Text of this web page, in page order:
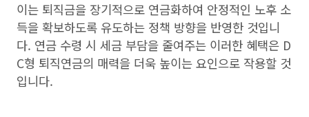
이는 퇴직금을 장기적으로 연금화하여 안정적인 노후 소
득을 확보하도록 유도하는 정책 방향을 반영한 것입니
다. 연금 수령 시 세금 부담을 줄여주는 이러한 혜택은 D
C형 퇴직연금의 매력을 더욱 높이는 요인으로 작용할 것
입니다.